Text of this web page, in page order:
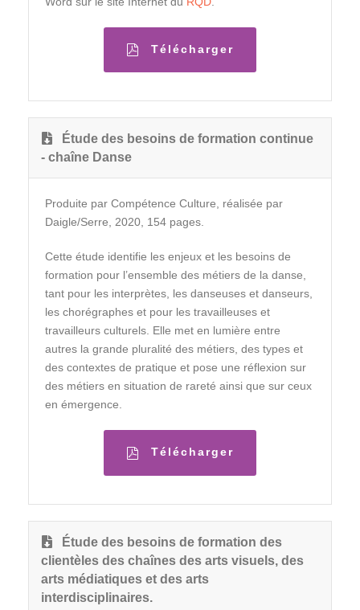
Télécharger
Étude des besoins de formation continue
- chaîne Danse
Produite par Compétence Culture, réalisée par
Daigle/Serre, 2020, 154 pages.
Cette étude identifie les enjeux et les besoins de
formation pour l’ensemble des métiers de la danse,
tant pour les interprètes, les danseuses et danseurs,
les chorégraphes et pour les travailleuses et
travailleurs culturels. Elle met en lumière entre
autres la grande pluralité des métiers, des types et
des contextes de pratique et pose une réflexion sur
des métiers en situation de rareté ainsi que sur ceux
en émergence.
Télécharger
Étude des besoins de formation des
clientèles des chaînes des arts visuels, des
arts médiatiques et des arts
interdisciplinaires.